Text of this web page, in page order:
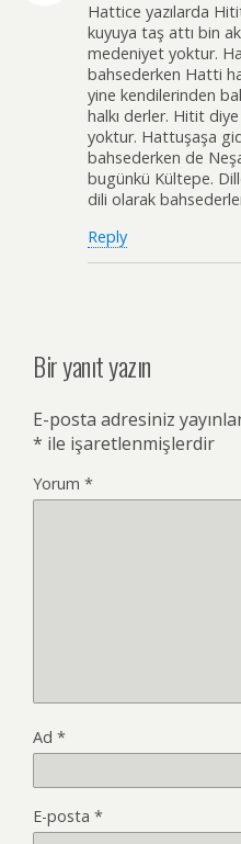
Hattice yazılarda
kuyuya taş attı bin
medeniyet yoktur.
bahsederken Hatti
yine kendilerinden
halkı derler. Hitit
yoktur. Hattuşaşa
bahsederken de
bugünkü Kültepe.
dili olarak
Reply
Bir yanıt yazın
E-posta adresiniz
* ile işaretlenmişlerdir
Yorum *
Ad *
E-posta *